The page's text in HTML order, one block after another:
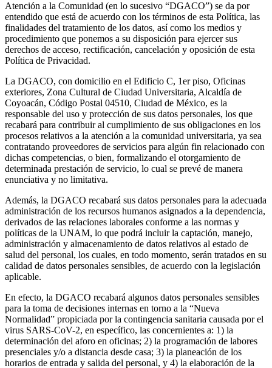
Atención a la Comunidad (en lo sucesivo “DGACO”) se da por
entendido que está de acuerdo con los términos de esta Política, las
finalidades del tratamiento de los datos, así como los medios y
procedimiento que ponemos a su disposición para ejercer sus
derechos de acceso, rectificación, cancelación y oposición de esta
Política de Privacidad.
La DGACO, con domicilio en el Edificio C, 1er piso, Oficinas
exteriores, Zona Cultural de Ciudad Universitaria, Alcaldía de
Coyoacán, Código Postal 04510, Ciudad de México, es la
responsable del uso y protección de sus datos personales, los que
recabará para contribuir al cumplimiento de sus obligaciones en los
procesos relativos a la atención a la comunidad universitaria, ya sea
contratando proveedores de servicios para algún fin relacionado con
dichas competencias, o bien, formalizando el otorgamiento de
determinada prestación de servicio, lo cual se prevé de manera
enunciativa y no limitativa.
Además, la DGACO recabará sus datos personales para la adecuada
administración de los recursos humanos asignados a la dependencia,
derivados de las relaciones laborales conforme a las normas y
políticas de la UNAM, lo que podrá incluir la captación, manejo,
administración y almacenamiento de datos relativos al estado de
salud del personal, los cuales, en todo momento, serán tratados en su
calidad de datos personales sensibles, de acuerdo con la legislación
aplicable.
En efecto, la DGACO recabará algunos datos personales sensibles
para la toma de decisiones internas en torno a la “Nueva
Normalidad” propiciada por la contingencia sanitaria causada por el
virus SARS-CoV-2, en específico, las concernientes a: 1) la
determinación del aforo en oficinas; 2) la programación de labores
presenciales y/o a distancia desde casa; 3) la planeación de los
horarios de entrada y salida del personal, y 4) la elaboración de la